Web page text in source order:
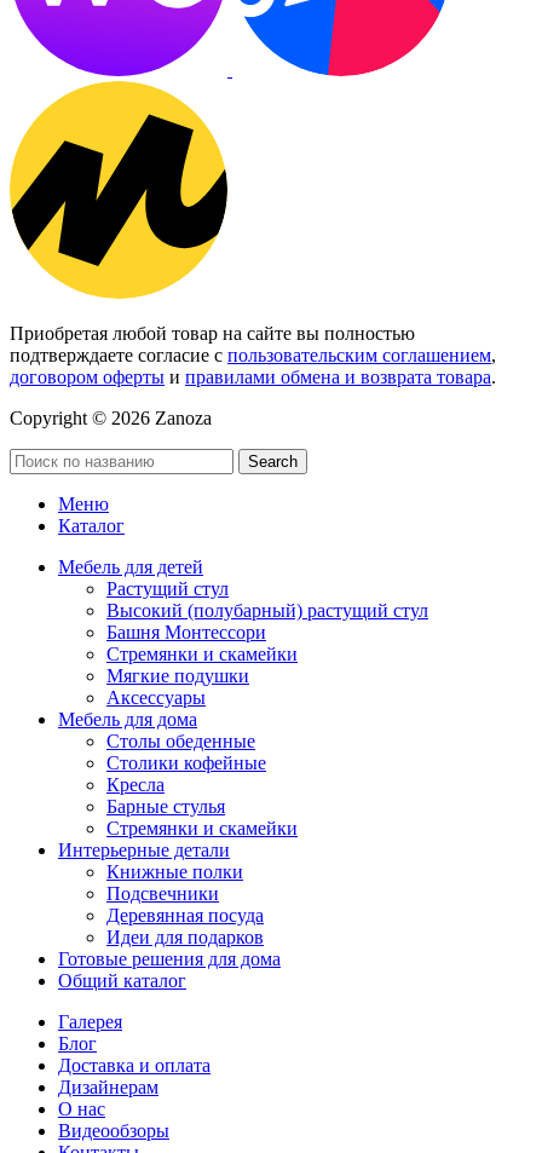
Приобретая любой товар на сайте вы полностью
подтверждаете согласие с пользовательским соглашением,
договором оферты и правилами обмена и возврата товара.
Copyright © 2026 Zanoza
Search
Меню
Каталог
Мебель для детей
Растущий стул
Высокий (полубарный) растущий стул
Башня Монтессори
Стремянки и скамейки
Мягкие подушки
Аксессуары
Мебель для дома
Столы обеденные
Столики кофейные
Кресла
Барные стулья
Стремянки и скамейки
Интерьерные детали
Книжные полки
Подсвечники
Деревянная посуда
Идеи для подарков
Готовые решения для дома
Общий каталог
Галерея
Блог
Доставка и оплата
Дизайнерам
О нас
Видеообзоры